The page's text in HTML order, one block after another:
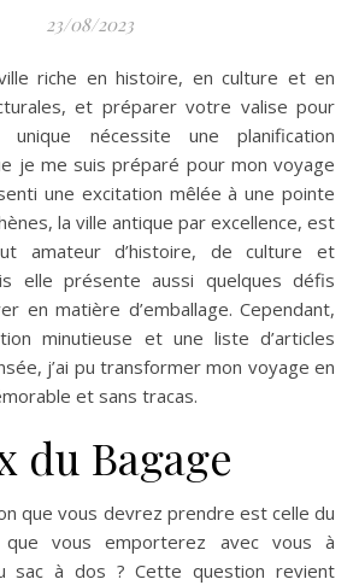
23/08/2023
et préparer votre valise pour
nécessite une planification
je me suis préparé pour mon voyage
une excitation mêlée à une pointe
la ville antique par excellence, est
amateur d’histoire, de culture et
elle présente aussi quelques défis
en matière d’emballage. Cependant,
minutieuse et une liste d’articles
j’ai pu transformer mon voyage en
et sans tracas.
du Bagage
que vous devrez prendre est celle du
vous emporterez avec vous à
sac à dos ? Cette question revient